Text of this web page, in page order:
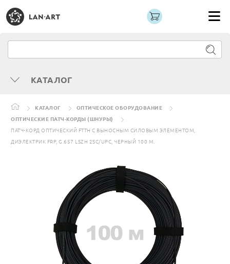
КАТАЛОГ
КАТАЛОГ
ОПТИЧЕСКОЕ ОБОРУДОВАНИЕ
ОПТИЧЕСКИЕ ПАТЧ-КОРДЫ (ШНУРЫ)
ПАТЧ-КОРД ОПТИЧЕСКИЙ FTTH С ВЫНОСНЫМ СИЛОВЫМ ЭЛЕМЕНТОМ,
ДИЭЛЕКТРИК FRP, G.657 LSZH 2SC/UPC, ЧЕРНЫЙ 100 М.